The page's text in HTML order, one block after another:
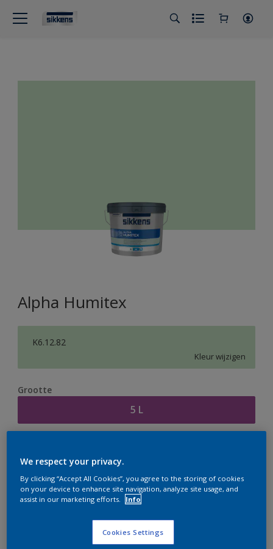
Alpha Humitex
K6.12.82
Kleur wijzigen
Grootte
5 L
er hard aan om de voorraad aan te vullen.
We respect your privacy.
By clicking “Accept All Cookies”, you agree to the storing of cookies
on your device to enhance site navigation, analyze site usage, and
assist in our marketing efforts.
Info
Cookies Settings